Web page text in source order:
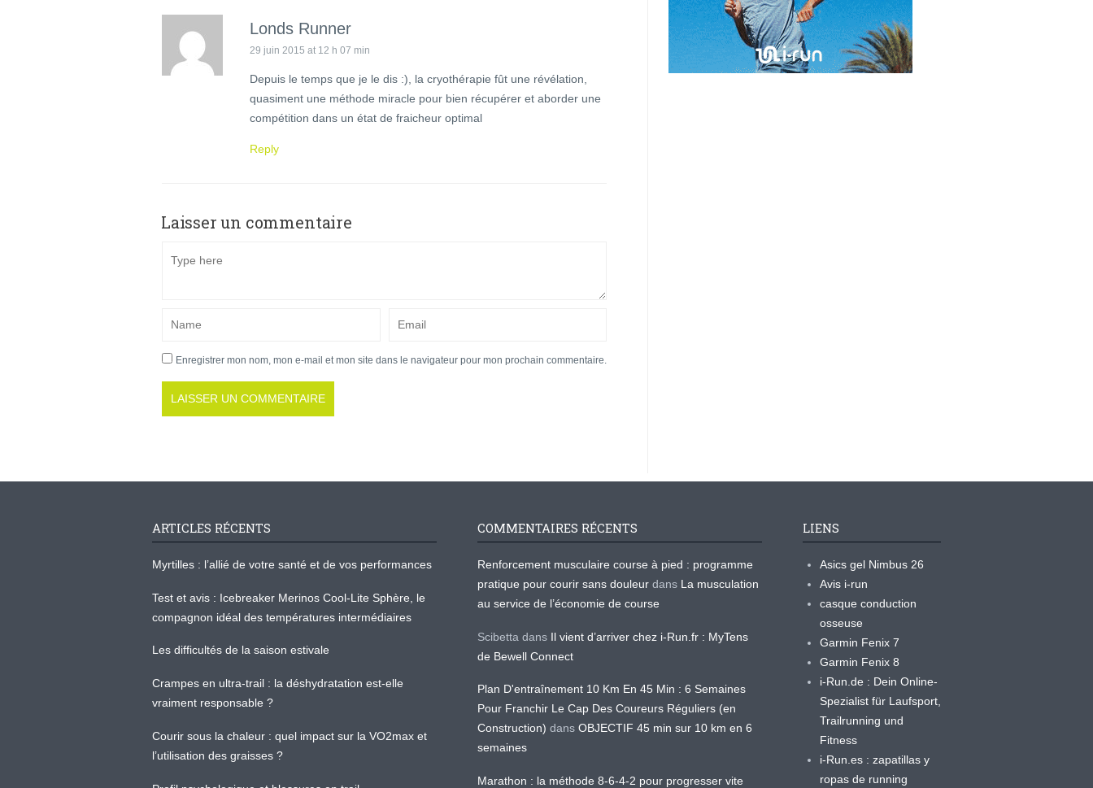
Londs Runner
29 juin 2015 at 12 h 07 min
Depuis le temps que je le dis :), la cryothérapie fût une révélation,
quasiment une méthode miracle pour bien récupérer et aborder une
compétition dans un état de fraicheur optimal
Reply
Laisser un commentaire
Enregistrer mon nom, mon e-mail et mon site dans le navigateur pour mon prochain commentaire.
ARTICLES RÉCENTS
Myrtilles : l’allié de votre santé et de vos performances
Test et avis : Icebreaker Merinos Cool-Lite Sphère, le
compagnon idéal des températures intermédiaires
Les difficultés de la saison estivale
Crampes en ultra-trail : la déshydratation est-elle
vraiment responsable ?
Courir sous la chaleur : quel impact sur la VO2max et
l’utilisation des graisses ?
COMMENTAIRES RÉCENTS
Renforcement musculaire course à pied : programme
pratique pour courir sans douleur dans La musculation
au service de l’économie de course
Scibetta dans Il vient d’arriver chez i-Run.fr : MyTens
de Bewell Connect
Plan D'entraînement 10 Km En 45 Min : 6 Semaines
Pour Franchir Le Cap Des Coureurs Réguliers (en
Construction) dans OBJECTIF 45 min sur 10 km en 6
semaines
Marathon : la méthode 8-6-4-2 pour progresser vite
LIENS
Asics gel Nimbus 26
Avis i-run
casque conduction
osseuse
Garmin Fenix 7
Garmin Fenix 8
i-Run.de : Dein Online-
Spezialist für Laufsport,
Trailrunning und
Fitness
i-Run.es : zapatillas y
ropas de running